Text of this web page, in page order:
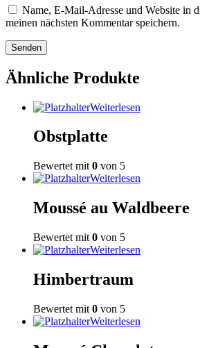
Name, E-Mail-Adresse und Website in
meinen nächsten Kommentar speichern.
Ähnliche Produkte
Weiterlesen
Obstplatte
Bewertet mit 0 von 5
Weiterlesen
Moussé au Waldbeere
Bewertet mit 0 von 5
Weiterlesen
Himbertraum
Bewertet mit 0 von 5
Weiterlesen